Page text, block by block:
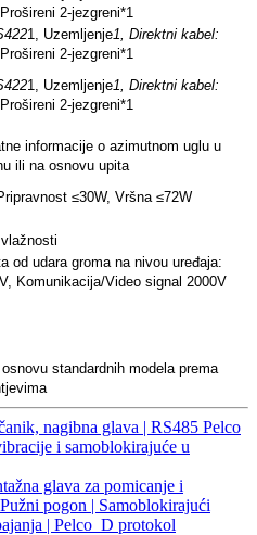
2-jezgreni*1
1, Uzemljenje1, Direktni kabel:
2-jezgreni*1
1, Uzemljenje1, Direktni kabel:
2-jezgreni*1
informacije o azimutnom uglu u
ili na osnovu upita
≤30W, Vršna ≤72W
od udara groma na nivou uređaja:
Komunikacija/Video signal 2000V
standardnih modela prema
nagibna glava | RS485 Pelco
i samoblokirajuće u
glava za pomicanje i
pogon | Samoblokirajući
| Pelco_D protokol